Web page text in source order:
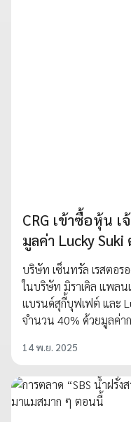
CRG เข้าซื้อหุ้น เ
มูลค่า Lucky
บริษัท เซ็นทรัล เรสตอร
ในบริษัท มิราเคิล แพลน
แบรนด์สุกี้บุฟเฟต์ และ
จำนวน 40% ด้วยมูลค่า
14 พ.ย. 2025